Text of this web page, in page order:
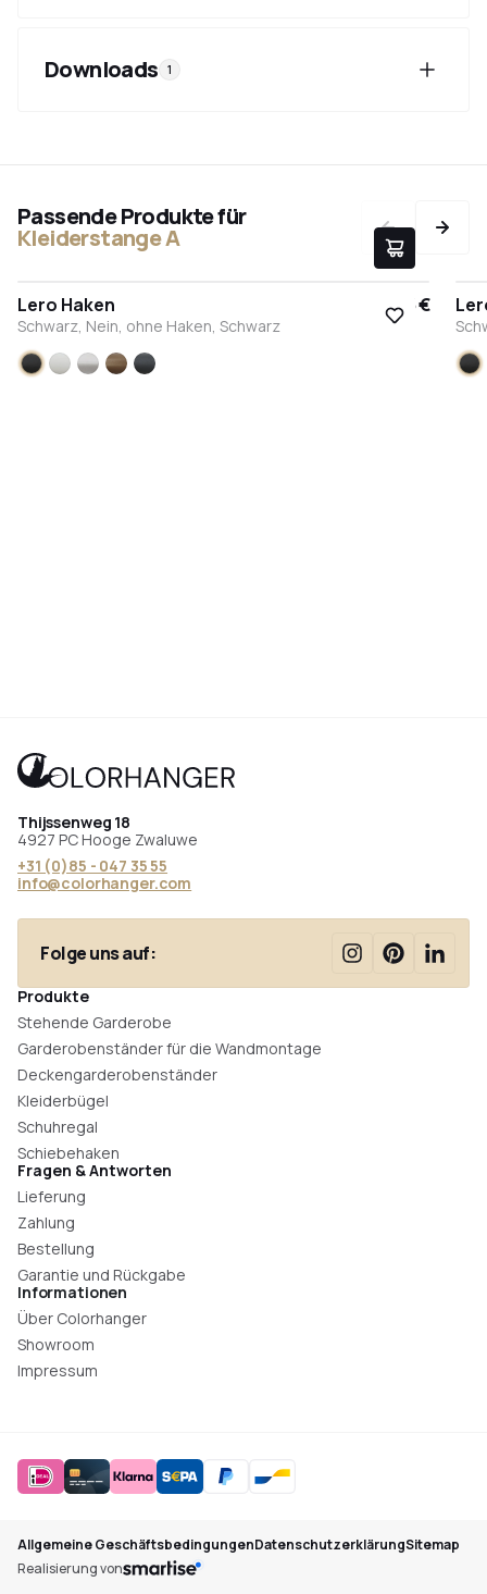
Downloads 1
Passende Produkte für
Kleiderstange A
Lero Haken 9,95 €
Schwarz, Nein, ohne Haken, Schwarz
Schwarz
WeißEdelstahl
BronzeAnthrazit
Thijssenweg 18
4927 PC Hooge Zwaluwe
+31 (0)85 - 047 35 55
info@colorhanger.com
Folge uns auf:
Produkte
Stehende Garderobe
Garderobenständer für die Wandmontage
Deckengarderobenständer
Kleiderbügel
Schuhregal
Schiebehaken
Fragen & Antworten
Lieferung
Zahlung
Bestellung
Garantie und Rückgabe
Informationen
Über Colorhanger
Showroom
Impressum
Allgemeine GeschäftsbedingungenDatenschutzerklärungSitemap
Realisierung von